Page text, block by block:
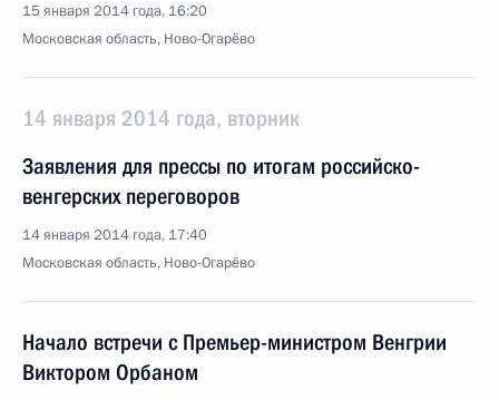
15 января 2014 года, 16:20
Московская область, Ново-Огарёво
14 января 2014 года, вторник
Заявления для прессы по итогам российско-
венгерских переговоров
14 января 2014 года, 17:40
Московская область, Ново-Огарёво
Начало встречи с Премьер-министром Венгрии
Виктором Орбаном